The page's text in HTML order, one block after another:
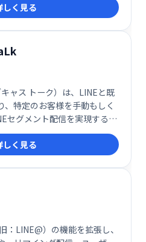
しく見る
ャス トーク）は、LINEと既
特定のお客様を手動もしく
セグメント配信を実現するツ
しく見る
：LINE@）の機能を拡張し、